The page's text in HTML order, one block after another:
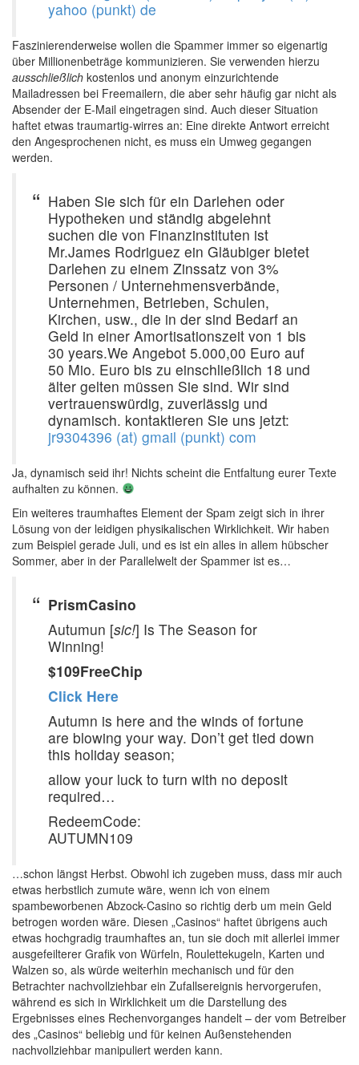
yahoo (punkt) de
Faszinierenderweise wollen die Spammer immer so eigenartig
über Millionenbeträge kommunizieren. Sie verwenden hierzu
ausschließlich kostenlos und anonym einzurichtende
Mailadressen bei Freemailern, die aber sehr häufig gar nicht als
Absender der E-Mail eingetragen sind. Auch dieser Situation
haftet etwas traumartig-wirres an: Eine direkte Antwort erreicht
den Angesprochenen nicht, es muss ein Umweg gegangen
werden.
Haben Sie sich für ein Darlehen oder
Hypotheken und ständig abgelehnt
suchen die von Finanzinstituten ist
Mr.James Rodriguez ein Gläubiger bietet
Darlehen zu einem Zinssatz von 3%
Personen / Unternehmensverbände,
Unternehmen, Betrieben, Schulen,
Kirchen, usw., die in der sind Bedarf an
Geld in einer Amortisationszeit von 1 bis
30 years.We Angebot 5.000,00 Euro auf
50 Mio. Euro bis zu einschließlich 18 und
älter gelten müssen Sie sind. Wir sind
vertrauenswürdig, zuverlässig und
dynamisch. kontaktieren Sie uns jetzt:
jr9304396 (at) gmail (punkt) com
Ja, dynamisch seid ihr! Nichts scheint die Entfaltung eurer Texte
aufhalten zu können.
Ein weiteres traumhaftes Element der Spam zeigt sich in ihrer
Lösung von der leidigen physikalischen Wirklichkeit. Wir haben
zum Beispiel gerade Juli, und es ist ein alles in allem hübscher
Sommer, aber in der Parallelwelt der Spammer ist es…
PrismCasino
Autumun [sic!] Is The Season for
Winning!
$109FreeChip
Click Here
Autumn is here and the winds of fortune
are blowing your way. Don’t get tied down
this holiday season;
allow your luck to turn with no deposit
required…
RedeemCode:
AUTUMN109
…schon längst Herbst. Obwohl ich zugeben muss, dass mir auch
etwas herbstlich zumute wäre, wenn ich von einem
spambeworbenen Abzock-Casino so richtig derb um mein Geld
betrogen worden wäre. Diesen „Casinos“ haftet übrigens auch
etwas hochgradig traumhaftes an, tun sie doch mit allerlei immer
ausgefeilterer Grafik von Würfeln, Roulettekugeln, Karten und
Walzen so, als würde weiterhin mechanisch und für den
Betrachter nachvollziehbar ein Zufallsereignis hervorgerufen,
während es sich in Wirklichkeit um die Darstellung des
Ergebnisses eines Rechenvorganges handelt – der vom Betreiber
des „Casinos“ beliebig und für keinen Außenstehenden
nachvollziehbar manipuliert werden kann.